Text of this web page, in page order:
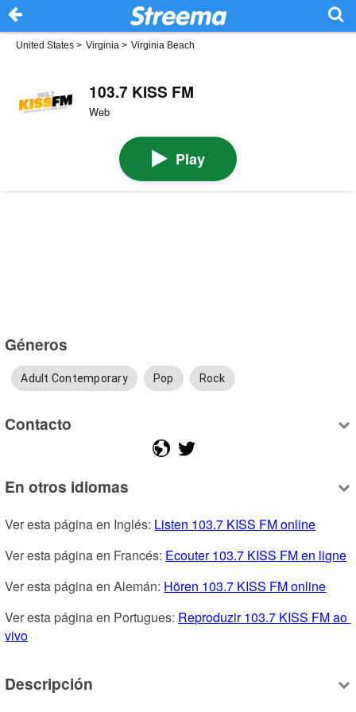
United States > Virginia > Virginia Beach
103.7 KISS FM
Web
Play
Géneros
Adult Contemporary Pop Rock
Contacto
En otros idiomas
Ver esta página en Inglés: Listen 103.7 KISS FM online
Ver esta página en Francés: Ecouter 103.7 KISS FM en ligne
Ver esta página en Alemán: Hören 103.7 KISS FM online
Ver esta página en Portugues: Reproduzir 103.7 KISS FM ao
vivo
Descripción